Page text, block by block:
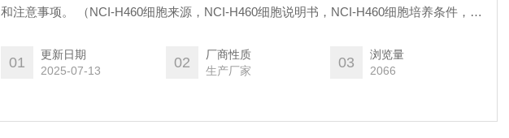
和注意事项。 （NCI-H460细胞来源，NCI-H460细胞说明书，NCI-H460细胞培养条件，注
期内可申请免费售后）
01
更新日期
2025-07-13
02
厂商性质
生产厂家
03
浏览量
2066